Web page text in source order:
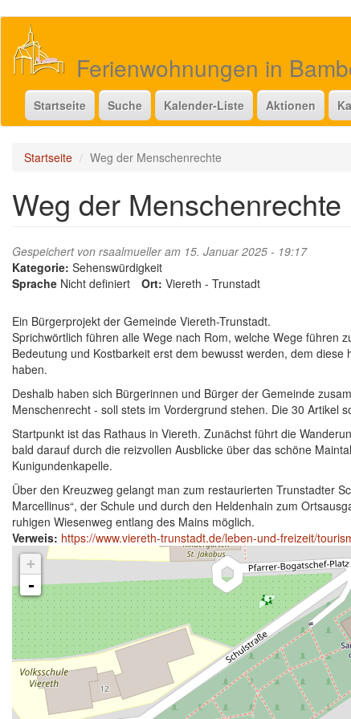
Direkt
Inhalt
Ferienwohnungen in
Startseite Suche Kalender-Liste Aktionen
Startseite Weg der Menschenrechte
Weg der Menschenrechte
Gespeichert von rsaalmuelleram 15. Januar 2025 - 19:17
Kategorie: Sehenswürdigkeit
Sprache Nicht definiert Ort: Viereth - Trunstadt
Ein Bürgerprojekt der Gemeinde Viereth-Trunstadt.
Sprichwörtlich führen alle Wege nach Rom, welche Wege führen
Bedeutung und Kostbarkeit erst dem bewusst werden, dem
haben.
Deshalb haben sich Bürgerinnen und Bürger der Gemeinde
Menschenrecht - soll stets im Vordergrund stehen. Die 30 Artikel
Startpunkt ist das Rathaus in Viereth. Zunächst führt die
bald darauf durch die reizvollen Ausblicke über das schöne
Kunigundenkapelle.
Über den Kreuzweg gelangt man zum restaurierten Trunstadter
Marcellinus“, der Schule und durch den Heldenhain zum
ruhigen Wiesenweg entlang des Mains möglich.
Verweis: https://www.viereth-trunstadt.de/leben-und-freizeit/
+
-